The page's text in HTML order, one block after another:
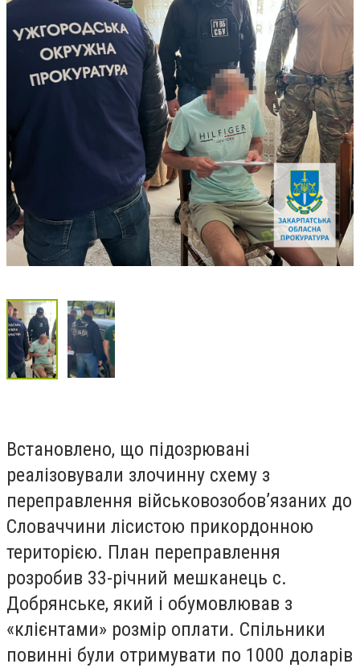
Встановлено, що підозрювані
реалізовували злочинну схему з
переправлення військовозобов’язаних до
Словаччини лісистою прикордонною
територією. План переправлення
розробив 33-річний мешканець с.
Добрянське, який і обумовлював з
«клієнтами» розмір оплати. Спільники
повинні були отримувати по 1000 доларів